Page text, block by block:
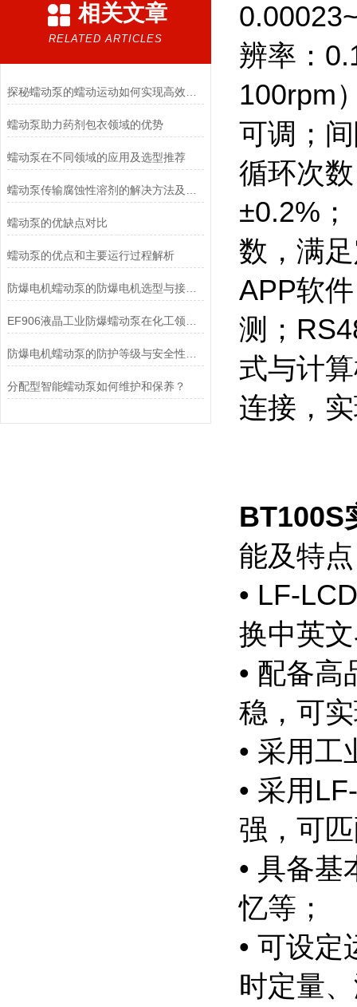
相关文章
RELATED ARTICLES
蠕动泵助力药剂包衣领域的优势
蠕动泵在不同领域的应用及选型推荐
蠕动泵的优缺点对比
蠕动泵的优点和主要运行过程解析
防爆电机蠕动泵的防爆电机选型与接线要求
分配型智能蠕动泵如何维护和保养？
辨率：
100rpm
可调；
循环次
±0.2%
数，满
APP软
测；
式与计
连接，
BT100S
能及特
• LF-
换中英
• 配备
稳，可
• 采用
• 采用
强，可
• 具备
忆等；
• 可设
时定量